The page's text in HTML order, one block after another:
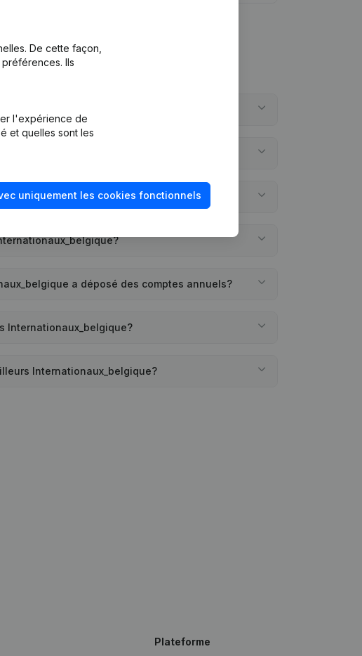
Internationaux_belgique?
Internationaux_belgique?
a-t-elle été créée?
a déposé des comptes annuels?
Internationaux_belgique?
Internationaux_belgique?
De cette façon,
Ils
l'expérience de
et quelles sont les
uniquement les cookies fonctionnels
Plateforme